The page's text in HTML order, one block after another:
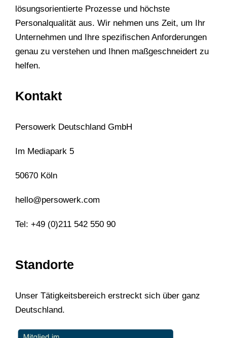
lösungsorientierte Prozesse und höchste
Personalqualität aus. Wir nehmen uns Zeit, um Ihr
Unternehmen und Ihre spezifischen Anforderungen
genau zu verstehen und Ihnen maßgeschneidert zu
helfen.
Kontakt
Persowerk Deutschland GmbH
Im Mediapark 5
50670 Köln
hello@persowerk.com
Tel: +49 (0)211 542 550 90
Standorte
Unser Tätigkeitsbereich erstreckt sich über ganz
Deutschland.